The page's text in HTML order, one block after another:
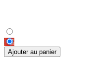
Ajouter au panier